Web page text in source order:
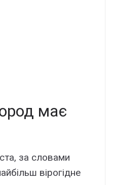
має
за словами
вірогідне